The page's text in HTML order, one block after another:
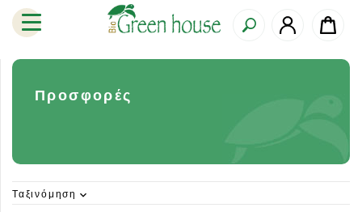
Προσφορές
Ταξινόμηση expand_more